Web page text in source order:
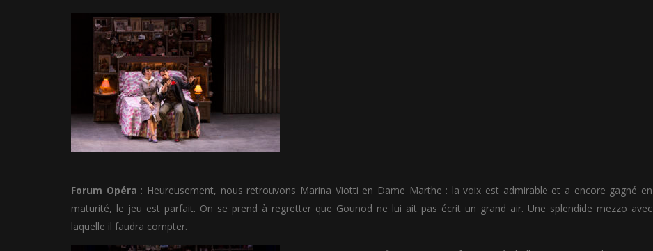
Forum Opéra : Heureusement, nous retrouvons Marina Viotti en Dame Marthe : la voix est admirable et a encore gagné en
maturité, le jeu est parfait. On se prend à regretter que Gounod ne lui ait pas écrit un grand air. Une splendide mezzo avec
laquelle il faudra compter.